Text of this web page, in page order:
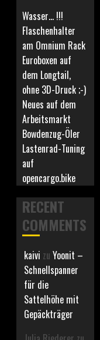
Wasser… !!!
Flaschenhalter
am Omnium Rack
Euroboxen auf
dem Longtail,
ohne 3D-Druck ;-)
Neues auf dem
Arbeitsmarkt
Bowdenzug-Öler
Lastenrad-Tuning
auf
opencargo.bike
RECENT
COMMENTS
kaivi zuYoonit –
Schnellspanner
für die
Sattelhöhe mit
Gepäckträger